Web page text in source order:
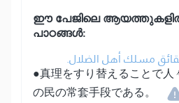
ഈ പേജിലെ
പാഠങ്ങൾ:
مسلك أهل الضلال.
●真理をすり替えることで
の民の常套手段である。